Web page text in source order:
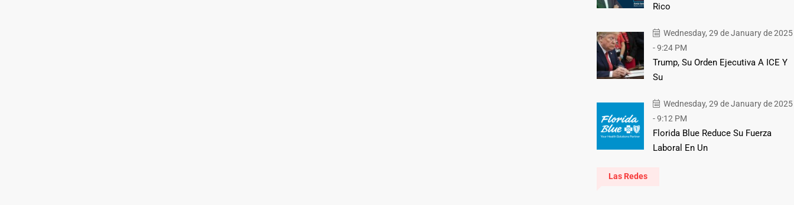
Rico
Wednesday, 29 de January de 2025
- 9:24 PM
Trump, Su Orden Ejecutiva A ICE Y
Su
Wednesday, 29 de January de 2025
- 9:12 PM
Florida Blue Reduce Su Fuerza
Laboral En Un
Las Redes